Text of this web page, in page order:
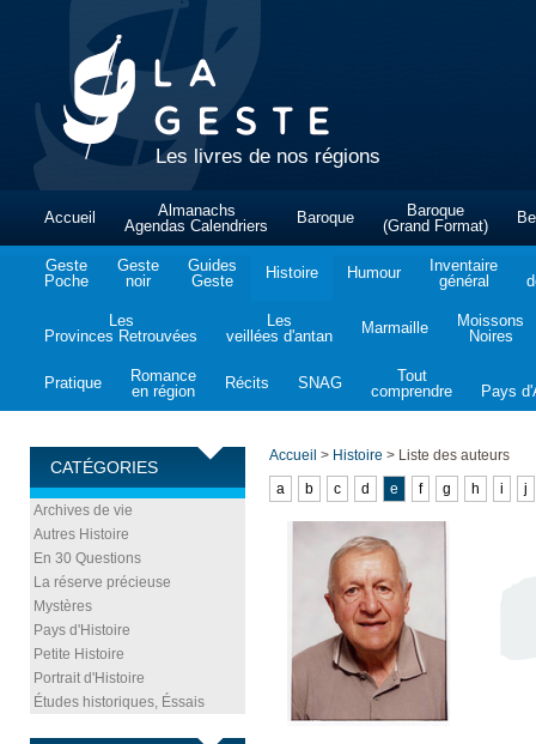
Les livres de nos régions
Accueil
Almanachs
Agendas Calendriers
Baroque
Baroque
(Grand Format)
Geste
Poche
Geste
noir
Guides
Geste
Histoire Humour
Inventaire
général
Les
Provinces Retrouvées
Les
veillées d'antan
Marmaille
Moissons
Noires
Pratique
Romance
en région
Récits SNAG
Tout
comprendre
Pays
CATÉGORIES
Archives de vie
Autres Histoire
En 30 Questions
La réserve précieuse
Mystères
Pays d'Histoire
Petite Histoire
Portrait d'Histoire
Études historiques, Éssais
Accueil > Histoire > Liste des auteurs
a
b c d e f g h i j